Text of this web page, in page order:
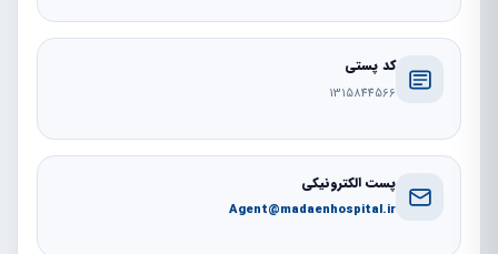
کد پستی
1315844566
پست الکترونیکی
Agent@madaenhospital.ir